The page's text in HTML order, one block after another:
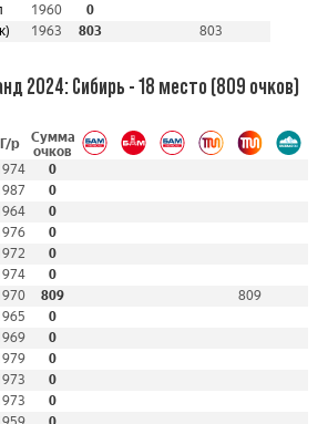
1960
0
1963 803 803
2024: Сибирь - 18 место (809 очков)
Г/р
Сумма
очков
0
0
0
0
0
0
809
809
0
0
0
0
0